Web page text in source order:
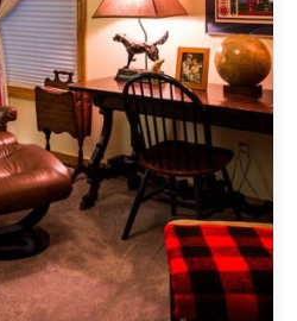
Bezirk Mödling (AT)